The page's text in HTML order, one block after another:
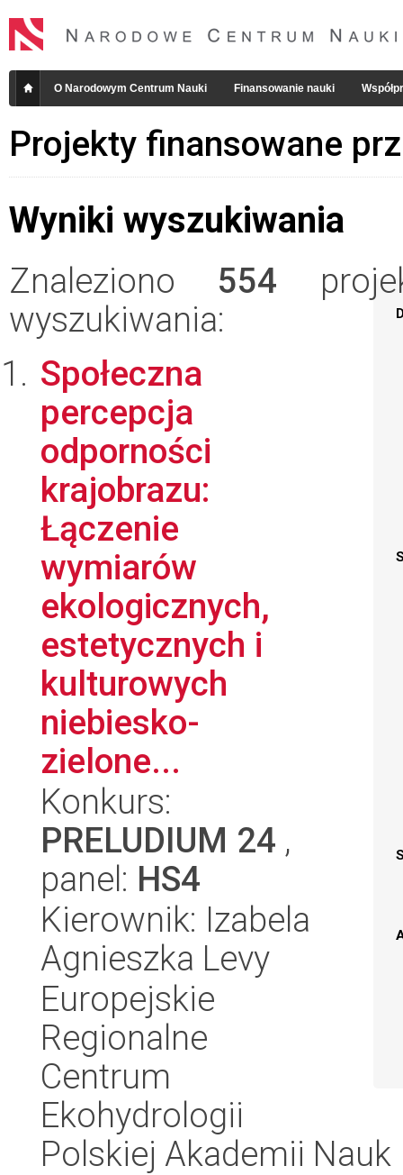
O Narodowym Centrum Nauki Finansowanie nauki
Projekty finansowane
Wyniki wyszukiwania
Znaleziono 554
wyszukiwania:
Społeczna
percepcja
odporności
krajobrazu:
Łączenie
wymiarów
ekologicznych,
estetycznych i
kulturowych
niebiesko-
zielone...
Konkurs:
PRELUDIUM 24 ,
panel: HS4
Kierownik: Izabela
Agnieszka Levy
Europejskie
Regionalne
Centrum
Ekohydrologii
Polskiej Akademii Nauk